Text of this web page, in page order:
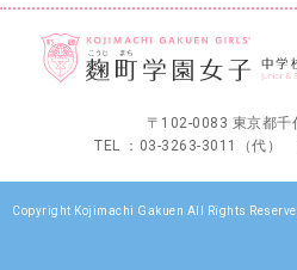
〒102-0083 東京都千
TEL ：03-3263-3011（代）
Copyright Kojimachi Gakuen All Rights